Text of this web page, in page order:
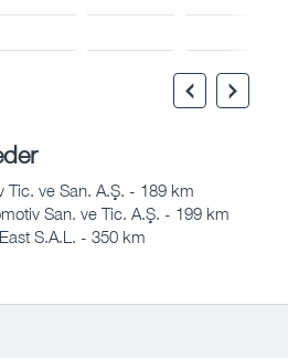
Tic. ve San. A.Ş. - 189 km
San. ve Tic. A.Ş. - 199 km
S.A.L. - 350 km